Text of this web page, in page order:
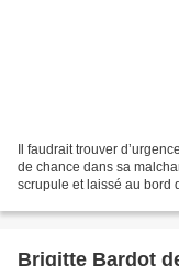
Il faudrait trouver
de chance dans sa
scrupule et laissé au bord
Brigitte Bardot